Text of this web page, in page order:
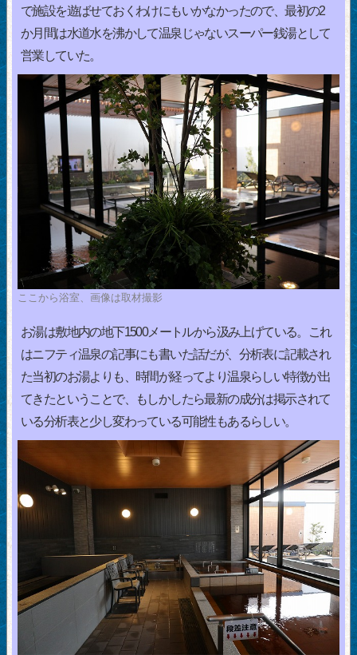
で施設を遊ばせておくわけにもいかなかったので、最初の2
か月間は水道水を沸かして温泉じゃないスーパー銭湯として
営業していた。
ここから浴室、画像は取材撮影
お湯は敷地内の地下1500メートルから汲み上げている。これ
はニフティ温泉の記事にも書いた話だが、分析表に記載され
た当初のお湯よりも、時間が経ってより温泉らしい特徴が出
てきたということで、もしかしたら最新の成分は掲示されて
いる分析表と少し変わっている可能性もあるらしい。